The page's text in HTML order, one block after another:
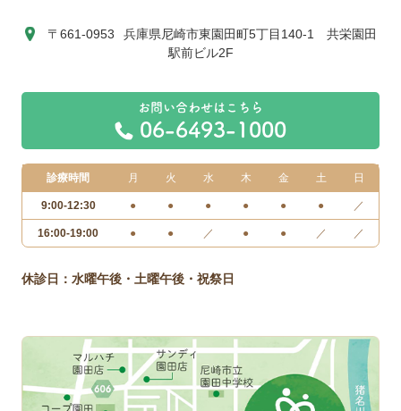
〒661-0953
兵庫県尼崎市東園田町5丁目140-1 共栄園田
駅前ビル2F
06-6493-1000
診療時間 月 火 水 木 金 土 日
9:00-12:30 ● ● ● ● ● ● ／
16:00-19:00 ● ● ／ ● ● ／ ／
休診日：水曜午後・土曜午後・祝祭日